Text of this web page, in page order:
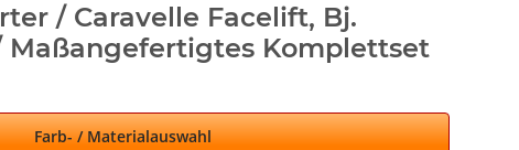
/ Caravelle Facelift, Bj.
Maßangefertigtes Komplettset
Farb- / Materialauswahl